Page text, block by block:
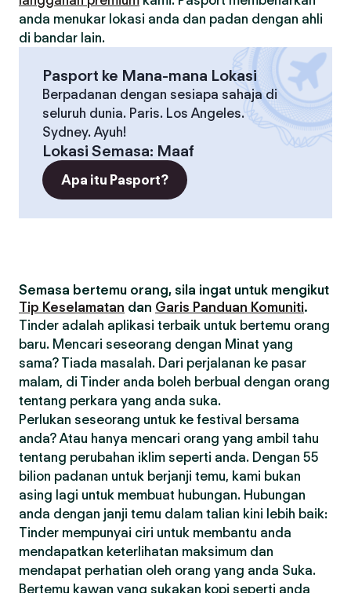
anda menukar lokasi anda dan padan dengan ahli
di bandar lain.
Pasport ke Mana-mana Lokasi
Berpadanan dengan sesiapa sahaja di
seluruh dunia. Paris. Los Angeles.
Sydney. Ayuh!
Lokasi Semasa: Maaf
Apa itu Pasport?
Semasa bertemu orang, sila ingat untuk mengikut
Tip Keselamatan dan Garis Panduan Komuniti.
Tinder adalah aplikasi terbaik untuk bertemu orang
baru. Mencari seseorang dengan Minat yang
sama? Tiada masalah. Dari perjalanan ke pasar
malam, di Tinder anda boleh berbual dengan orang
tentang perkara yang anda suka.
Perlukan seseorang untuk ke festival bersama
anda? Atau hanya mencari orang yang ambil tahu
tentang perubahan iklim seperti anda. Dengan 55
bilion padanan untuk berjanji temu, kami bukan
asing lagi untuk membuat hubungan. Hubungan
anda dengan janji temu dalam talian kini lebih baik:
Tinder mempunyai ciri untuk membantu anda
mendapatkan keterlihatan maksimum dan
mendapat perhatian oleh orang yang anda Suka.
Bertemu kawan yang sukakan kopi seperti anda